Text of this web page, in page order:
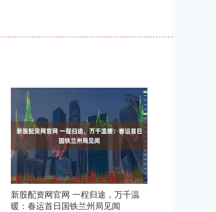
新股配资网官网 一程归途，万千温
暖：春运首日国铁兰州局见闻